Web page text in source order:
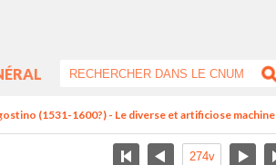
(1531-1600?) - Le diverse et artificiose machine